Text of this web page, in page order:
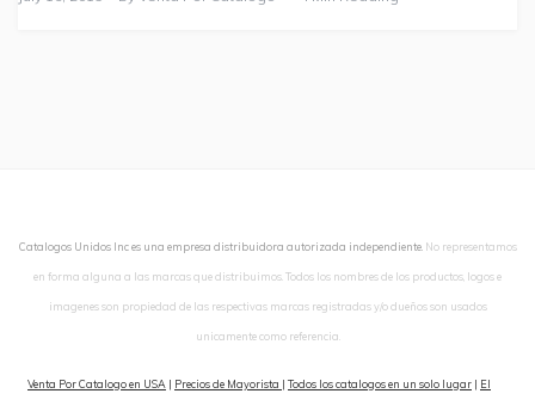
Catalogos Unidos Inc es una empresa distribuidora autorizada independiente. No representamos
en forma alguna a las marcas que distribuimos. Todos los nombres de los productos, logos e
imagenes son propiedad de las respectivas marcas registradas y/o dueños son usados
unicamente como referencia.
Venta Por Catalogo en USA | Precios de Mayorista | Todos los catalogos en un solo lugar | El